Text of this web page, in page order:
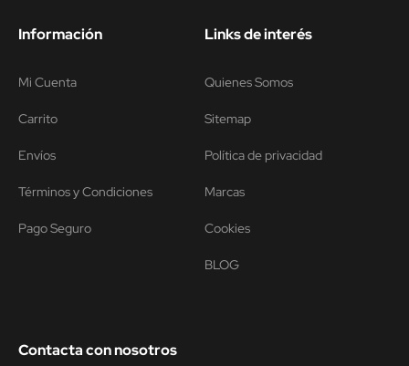
Información
Mi Cuenta
Carrito
Envíos
Términos y Condiciones
Pago Seguro
Links de interés
Quienes Somos
Sitemap
Política de privacidad
Marcas
Cookies
BLOG
Contacta con nosotros